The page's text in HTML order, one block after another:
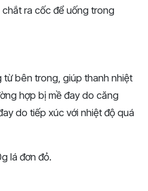
ra cốc để uống trong
bên trong, giúp thanh nhiệt
hợp bị mề đay do căng
do tiếp xúc với nhiệt độ quá
lá đơn đỏ.